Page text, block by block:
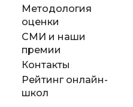
Методология
оценки
СМИ и наши
премии
Контакты
Рейтинг онлайн-
школ